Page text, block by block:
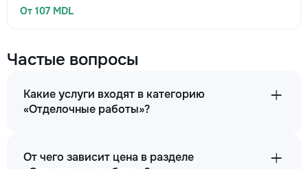
От 107 MDL
Частые вопросы
Какие услуги входят в категорию
«Отделочные работы»?
От чего зависит цена в разделе